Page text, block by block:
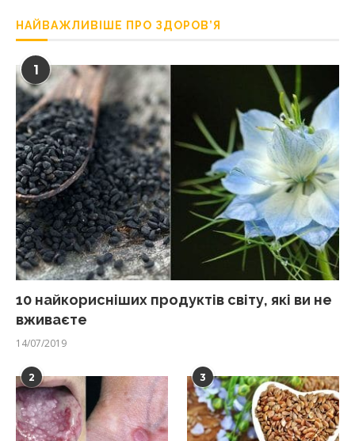
НАЙВАЖЛИВІШЕ ПРО ЗДОРОВ’Я
1
10 найкорисніших продуктів світу, які ви не
вживаєте
14/07/2019
2 3